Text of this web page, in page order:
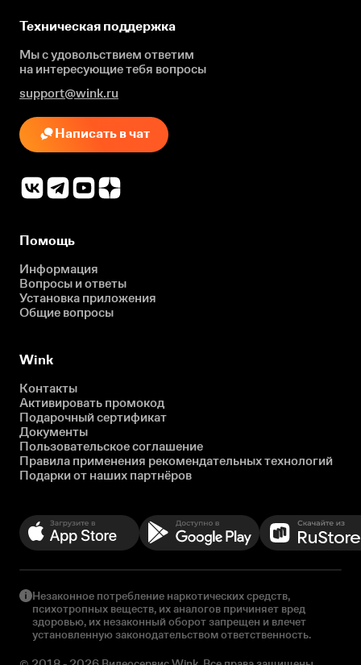
Техническая поддержка
Мы с удовольствием ответим
на интересующиетебя вопросы
support@wink.ru
Написать в чат
Помощь
Информация
Вопросы и ответы
Установка приложения
Общие вопросы
Wink
Контакты
Активировать промокод
Подарочный сертификат
Документы
Пользовательское соглашение
Правила применения рекомендательных технологий
Подарки от наших партнёров
Незаконное потребление наркотических средств,
психотропных веществ, их аналогов причиняет вред
здоровью, их незаконный оборот запрещен и влечет
установленную законодательством ответственность.